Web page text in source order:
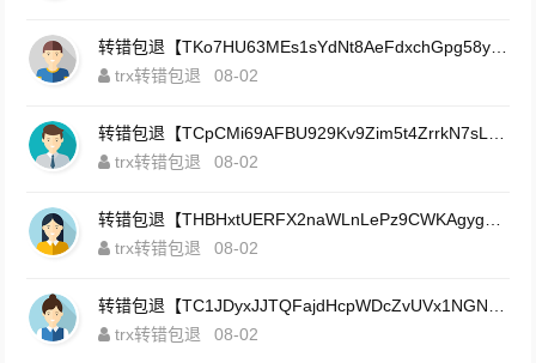
trx转错包退
08-02
trx转错包退
08-02
trx转错包退
08-02
trx转错包退
08-02